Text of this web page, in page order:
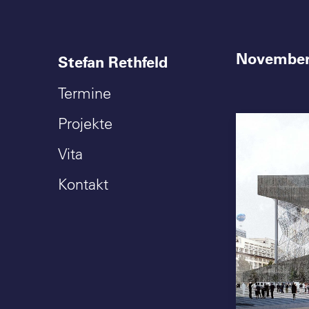
Stefan Rethfeld
Termine
Projekte
Vita
Kontakt